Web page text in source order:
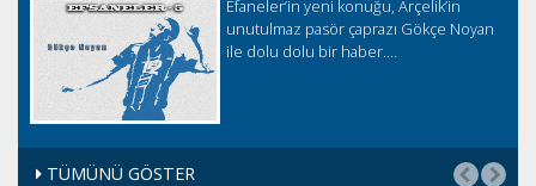
Efaneler’in yeni konuğu, Arçelik’in
unutulmaz pasör çaprazı Gökçe Noyan
ile dolu dolu bir haber....
TÜMÜNÜ GÖSTER